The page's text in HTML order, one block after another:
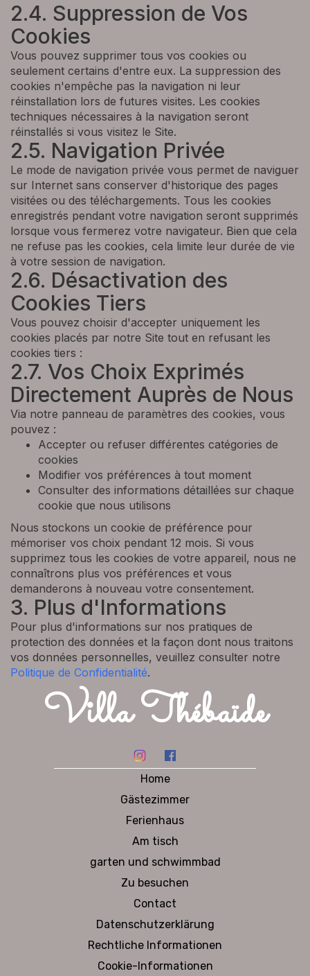
2.4. Suppression de Vos
Cookies
Vous pouvez supprimer tous vos cookies ou
seulement certains d'entre eux. La suppression des
cookies n'empêche pas la navigation ni leur
réinstallation lors de futures visites. Les cookies
techniques nécessaires à la navigation seront
réinstallés si vous visitez le Site.
2.5. Navigation Privée
Le mode de navigation privée vous permet de naviguer
sur Internet sans conserver d'historique des pages
visitées ou des téléchargements. Tous les cookies
enregistrés pendant votre navigation seront supprimés
lorsque vous fermerez votre navigateur. Bien que cela
ne refuse pas les cookies, cela limite leur durée de vie
à votre session de navigation.
2.6. Désactivation des
Cookies Tiers
Vous pouvez choisir d'accepter uniquement les
cookies placés par notre Site tout en refusant les
cookies tiers :
2.7. Vos Choix Exprimés
Directement Auprès de Nous
Via notre panneau de paramètres des cookies, vous
pouvez :
Accepter ou refuser différentes catégories de
cookies
Modifier vos préférences à tout moment
Consulter des informations détaillées sur chaque
cookie que nous utilisons
Nous stockons un cookie de préférence pour
mémoriser vos choix pendant 12 mois. Si vous
supprimez tous les cookies de votre appareil, nous ne
connaîtrons plus vos préférences et vous
demanderons à nouveau votre consentement.
3. Plus d'Informations
Pour plus d'informations sur nos pratiques de
protection des données et la façon dont nous traitons
vos données personnelles, veuillez consulter notre
Politique de Confidentialité.
Villa Thébaïde
Home
Gästezimmer
Ferienhaus
Am tisch
garten und schwimmbad
Zu besuchen
Contact
Datenschutzerklärung
Rechtliche Informationen
Cookie-Informationen